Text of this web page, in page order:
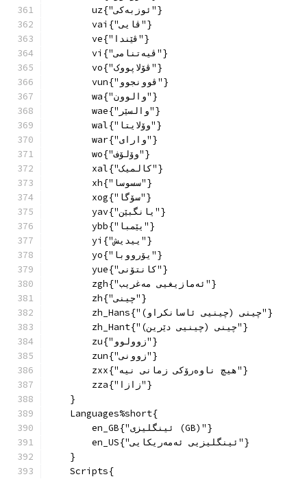
        uz{"ئوزبەکی"}
        vai{"ڤایی"}
        ve{"ڤێندا"}
        vi{"ڤیەتنامی"}
        vo{"ڤۆلاپووک"}
        vun{"ڤوونجوو"}
        wa{"والوون"}
        wae{"والسێر"}
        wal{"وۆلایتا"}
        war{"وارای"}
        wo{"وۆلۆف"}
        xal{"کالمیک"}
        xh{"سسوسا"}
        xog{"سۆگا"}
        yav{"یانگبێن"}
        ybb{"یێمبا"}
        yi{"ییدیش"}
        yo{"یۆرووبا"}
        yue{"کانتۆنی"}
        zgh{"ئەمازیغیی مەغریب"}
        zh{"چینی"}
        zh_Hans{"چینی (چینیی ئاسانکراو)"}
        zh_Hant{"چینی (چینیی دێرین)"}
        zu{"زوولوو"}
        zun{"زوونی"}
        zxx{"هیچ ناوەرۆکی زمانی نیە"}
        zza{"زازا"}
    }
    Languages%short{
        en_GB{"ئینگلیزی (GB)"}
        en_US{"ئینگلیزیی ئەمەریکایی"}
    }
    Scripts{